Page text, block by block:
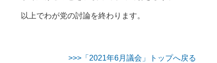
以上でわが党の討論を終わります。
>>>「2021年6月議会」トップへ戻る